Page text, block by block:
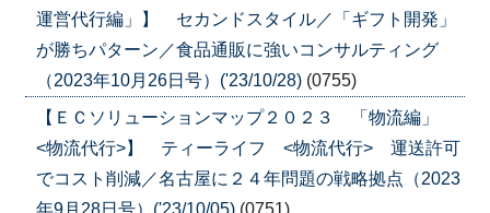
運営代行編」】 セカンドスタイル／「ギフト開発」
が勝ちパターン／食品通販に強いコンサルティング
（2023年10月26日号）('23/10/28) (0755)
【ＥＣソリューションマップ２０２３ 「物流編」
<物流代行>】 ティーライフ <物流代行> 運送許可
でコスト削減／名古屋に２４年問題の戦略拠点（2023
年9月28日号）('23/10/05) (0751)